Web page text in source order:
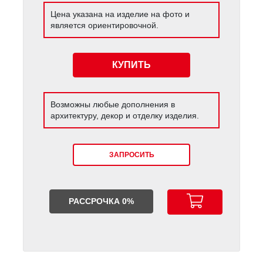
Цена указана на изделие на фото и
является ориентировочной.
КУПИТЬ
Возможны любые дополнения в
архитектуру, декор и отделку изделия.
ЗАПРОСИТЬ
РАССРОЧКА 0%